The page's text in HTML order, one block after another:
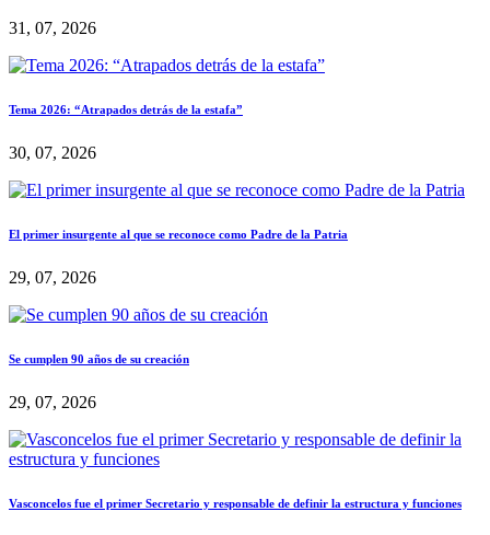
31, 07, 2026
Tema 2026: “Atrapados detrás de la estafa”
30, 07, 2026
El primer insurgente al que se reconoce como Padre de la Patria
29, 07, 2026
Se cumplen 90 años de su creación
29, 07, 2026
Vasconcelos fue el primer Secretario y responsable de definir la estructura y funciones